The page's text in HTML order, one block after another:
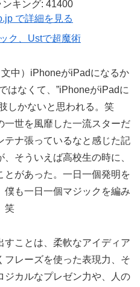
キング: 41400
で詳細を見る
ク、Ustで超魔術
中）iPhoneがiPadになるか
はなくて、”iPhoneがiPadに
しかないと思われる。笑
一世を風靡した一流スターだ
テナ張っているなと感じた記
そういえば高校生の時に、
とがあった。一日一個発明を
僕も一日一個マジックを編み
笑
ことは、柔軟なアイディア
フレーズを使った表現力、そ
ジカルなプレゼン力や、人の